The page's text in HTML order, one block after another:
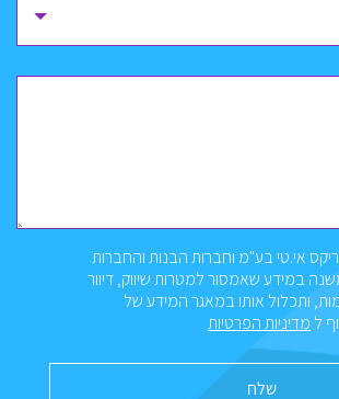
אי.טי בע"מ וחברות הבנות והחברות
במידע שאמסור למטרות שיווק, דיוור
ותכלול אותו במאגר המידע של
ל מדיניות הפרטיות